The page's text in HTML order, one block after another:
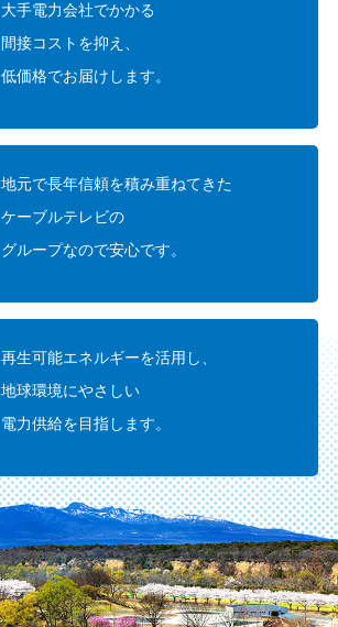
大手電力会社でかかる
間接コストを抑え、
低価格でお届けします。
地元で長年信頼を積み重ねてきた
ケーブルテレビの
グループなので安心です。
再生可能エネルギーを活用し、
地球環境にやさしい
電力供給を目指します。